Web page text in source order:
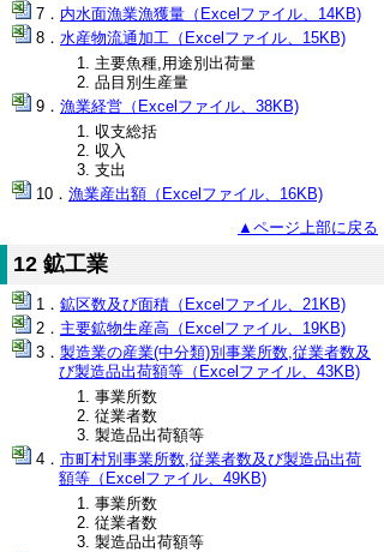
内水面漁業漁獲量（Excelファイル、14KB)
水産物流通加工（Excelファイル、15KB)
主要魚種,用途別出荷量
品目別生産量
漁業経営（Excelファイル、38KB)
収支総括
収入
支出
漁業産出額（Excelファイル、16KB)
▲ページ上部に戻る
12 鉱工業
鉱区数及び面積（Excelファイル、21KB)
主要鉱物生産高（Excelファイル、19KB)
製造業の産業(中分類)別事業所数,従業者数及
び製造品出荷額等（Excelファイル、43KB)
事業所数
従業者数
製造品出荷額等
市町村別事業所数,従業者数及び製造品出荷
額等（Excelファイル、49KB)
事業所数
従業者数
製造品出荷額等